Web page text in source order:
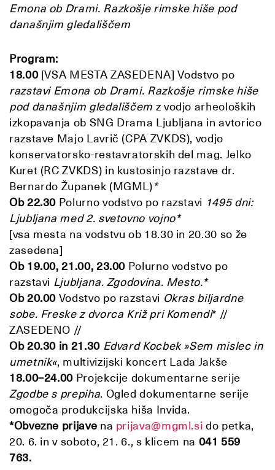
Emona ob Drami. Razkošje rimske hiše pod
današnjim gledališčem
Program:
18.00[VSA MESTA ZASEDENA] Vodstvo po
razstavi Emona ob Drami. Razkošje rimske hiše
pod današnjim gledališčem z vodjo arheoloških
izkopavanja ob SNG Drama Ljubljana in avtorico
razstave Majo Lavrič (CPA ZVKDS), vodjo
konservatorsko-restavratorskih del mag. Jelko
Kuret (RC ZVKDS) in kustosinjo razstave dr.
Bernardo Županek (MGML)*
Ob 22.30 Polurno vodstvo po razstavi 1495 dni:
Ljubljana med 2. svetovno vojno*
[vsa mesta na vodstvu ob 18.30 in 20.30 so že
zasedena]
Ob 19.00, 21.00, 23.00 Polurno vodstvo po
razstavi Ljubljana. Zgodovina. Mesto.*
Ob 20.00 Vodstvo po razstavi Okras biljardne
sobe. Freske z dvorca Križ pri Komendi* //
ZASEDENO //
Ob 20.30 in 21.30 Edvard Kocbek »Sem mislec in
umetnik«, multivizijski koncert Lada Jakše
18.00–24.00 Projekcije dokumentarne serije
Zgodbe s prepiha. Ogled dokumentarne serije
omogoča produkcijska hiša Invida.
*Obvezne prijave na prijava@mgml.si do petka,
20. 6. in v soboto, 21. 6., s klicem na 041 559
763.